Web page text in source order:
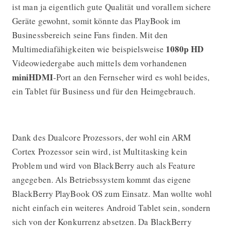
ist man ja eigentlich gute Qualität und vorallem sichere
Geräte gewohnt, somit könnte das PlayBook im
Businessbereich seine Fans finden. Mit den
Multimediafähigkeiten wie beispielsweise 1080p HD
Videowiedergabe auch mittels dem vorhandenen
miniHDMI-Port an den Fernseher wird es wohl beides,
ein Tablet für Business und für den Heimgebrauch.
Dank des Dualcore Prozessors, der wohl ein ARM
Cortex Prozessor sein wird, ist Multitasking kein
Problem und wird von BlackBerry auch als Feature
angegeben. Als Betriebssystem kommt das eigene
BlackBerry PlayBook OS zum Einsatz. Man wollte wohl
nicht einfach ein weiteres Android Tablet sein, sondern
sich von der Konkurrenz absetzen. Da BlackBerry